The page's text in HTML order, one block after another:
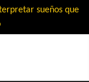
sueños que